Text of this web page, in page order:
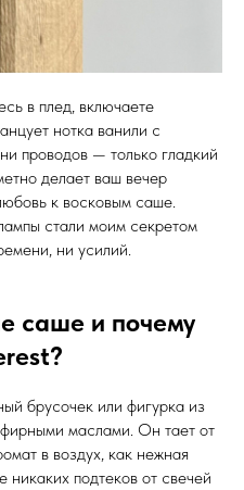
в плед, включаете
нотка ванили с
проводов — только гладкий
делает ваш вечер
к восковым саше.
стали моим секретом
ни усилий.
саше и почему
брусочек или фигурка из
маслами. Он тает от
в воздух, как нежная
подтеков от свечей